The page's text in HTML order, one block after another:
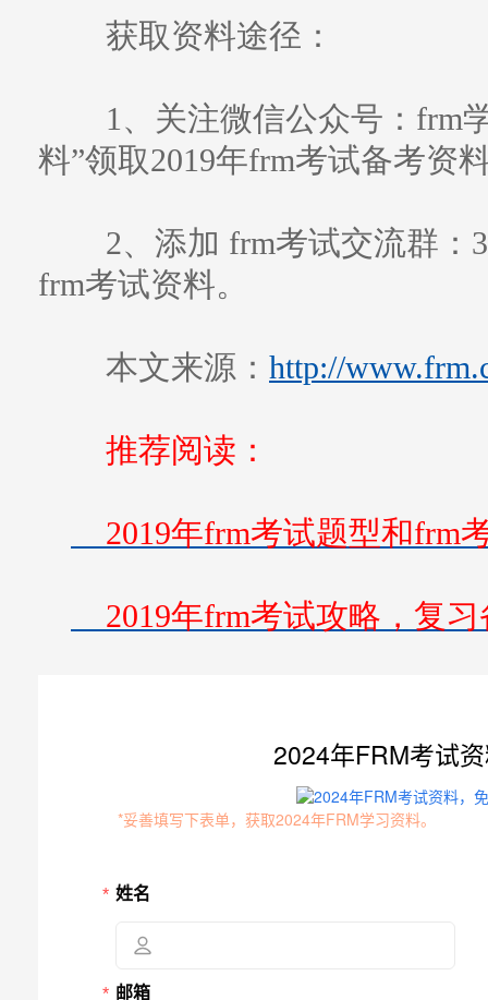
获取资料途径：
1、关注微信公众号：frm
料”领取2019年frm考试备考资
2、添加 frm考试交流群：
frm考试资料。
本文来源： http://
推荐阅读：
2019年frm考试题型和frm
2019年frm考试攻略，复习